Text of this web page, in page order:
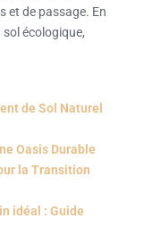
et de passage. En
écologique,
de Sol Naturel
Oasis Durable
la Transition
idéal : Guide